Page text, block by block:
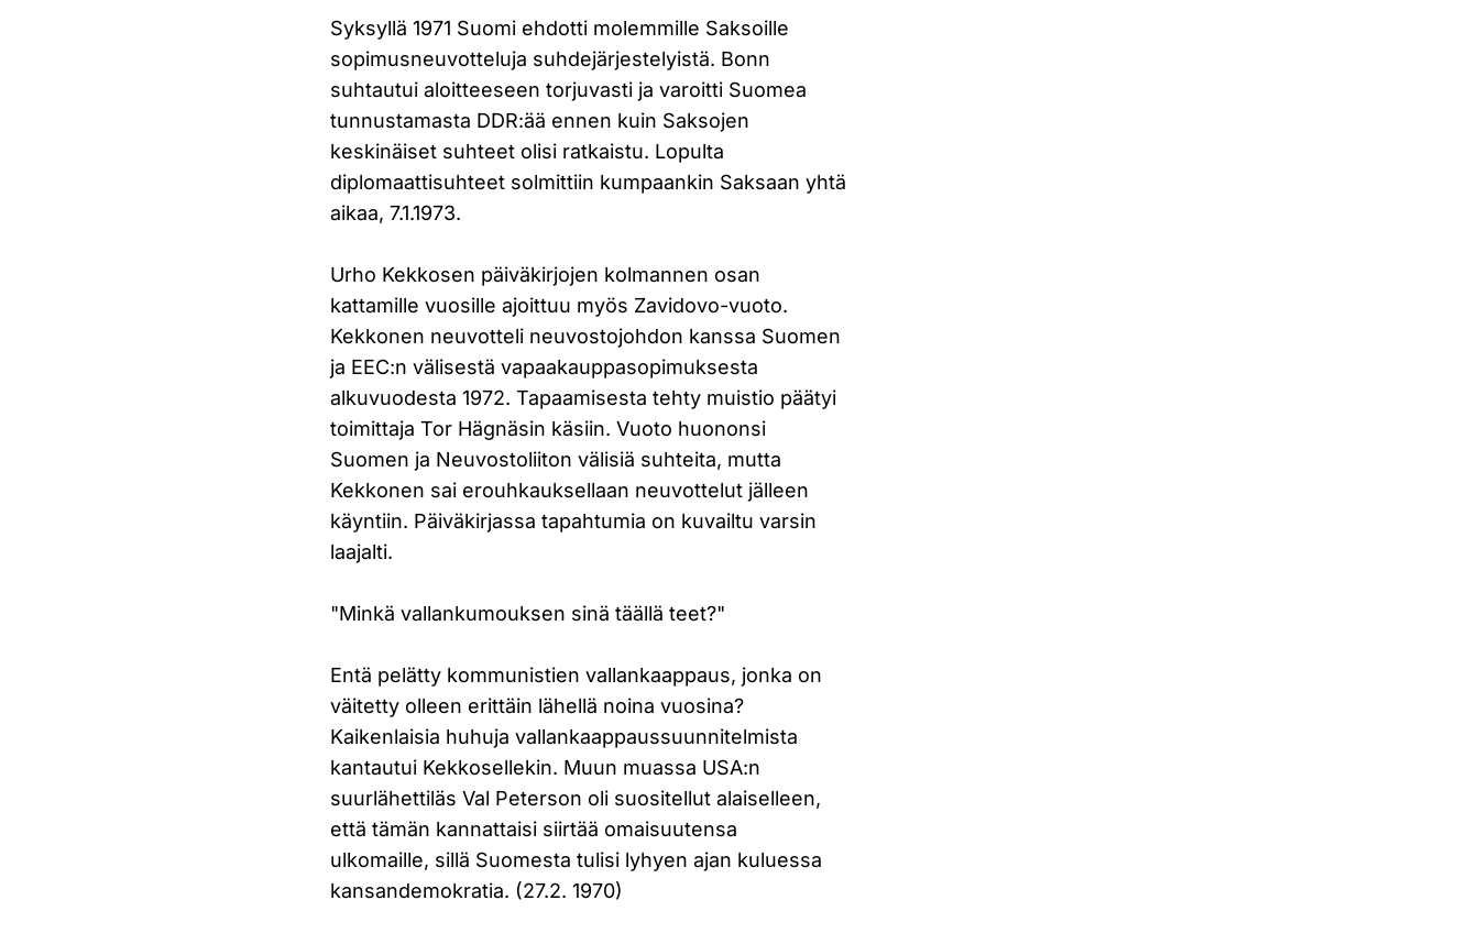
Syksyllä 1971 Suomi ehdotti molemmille Saksoille
sopimusneuvotteluja suhdejärjestelyistä. Bonn
suhtautui aloitteeseen torjuvasti ja varoitti Suomea
tunnustamasta DDR:ää ennen kuin Saksojen
keskinäiset suhteet olisi ratkaistu. Lopulta
diplomaattisuhteet solmittiin kumpaankin Saksaan yhtä
aikaa, 7.1.1973.
Urho Kekkosen päiväkirjojen kolmannen osan
kattamille vuosille ajoittuu myös Zavidovo-vuoto.
Kekkonen neuvotteli neuvostojohdon kanssa Suomen
ja EEC:n välisestä vapaakauppasopimuksesta
alkuvuodesta 1972. Tapaamisesta tehty muistio päätyi
toimittaja Tor Hägnäsin käsiin. Vuoto huononsi
Suomen ja Neuvostoliiton välisiä suhteita, mutta
Kekkonen sai erouhkauksellaan neuvottelut jälleen
käyntiin. Päiväkirjassa tapahtumia on kuvailtu varsin
laajalti.
"Minkä vallankumouksen sinä täällä teet?"
Entä pelätty kommunistien vallankaappaus, jonka on
väitetty olleen erittäin lähellä noina vuosina?
Kaikenlaisia huhuja vallankaappaussuunnitelmista
kantautui Kekkosellekin. Muun muassa USA:n
suurlähettiläs Val Peterson oli suositellut alaiselleen,
että tämän kannattaisi siirtää omaisuutensa
ulkomaille, sillä Suomesta tulisi lyhyen ajan kuluessa
kansandemokratia. (27.2. 1970)